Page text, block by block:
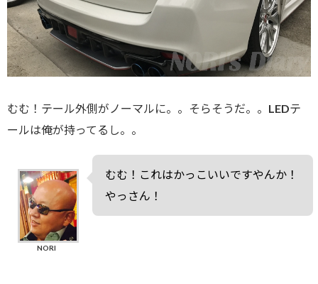
むむ！テール外側がノーマルに。。そらそうだ。。LEDテ
ールは俺が持ってるし。。
むむ！これはかっこいいですやんか！
やっさん！
NORI